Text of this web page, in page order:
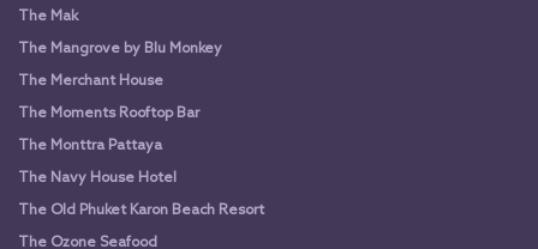
The Mak
The Mangrove by Blu Monkey
The Merchant House
The Moments Rooftop Bar
The Monttra Pattaya
The Navy House Hotel
The Old Phuket Karon Beach Resort
The Ozone Seafood